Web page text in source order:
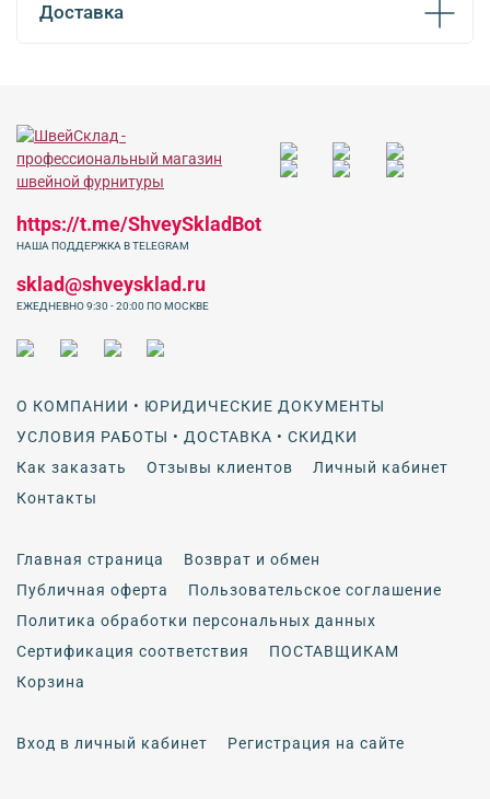
Доставка
О КОМПАНИИ • ЮРИДИЧЕСКИЕ ДОКУМЕНТЫ
УСЛОВИЯ РАБОТЫ • ДОСТАВКА • СКИДКИ
Как заказать
Отзывы клиентов
Личный кабинет
Контакты
Главная страница
Возврат и обмен
Публичная оферта
Пользовательское соглашение
Политика обработки персональных данных
Сертификация соответствия
ПОСТАВЩИКАМ
Корзина
Вход в личный кабинет Регистрация на сайте
https://t.me/ShveySkladBot
НАША ПОДДЕРЖКА В TELEGRAM
sklad@shveysklad.ru
ЕЖЕДНЕВНО 9:30 - 20:00 ПО МОСКВЕ